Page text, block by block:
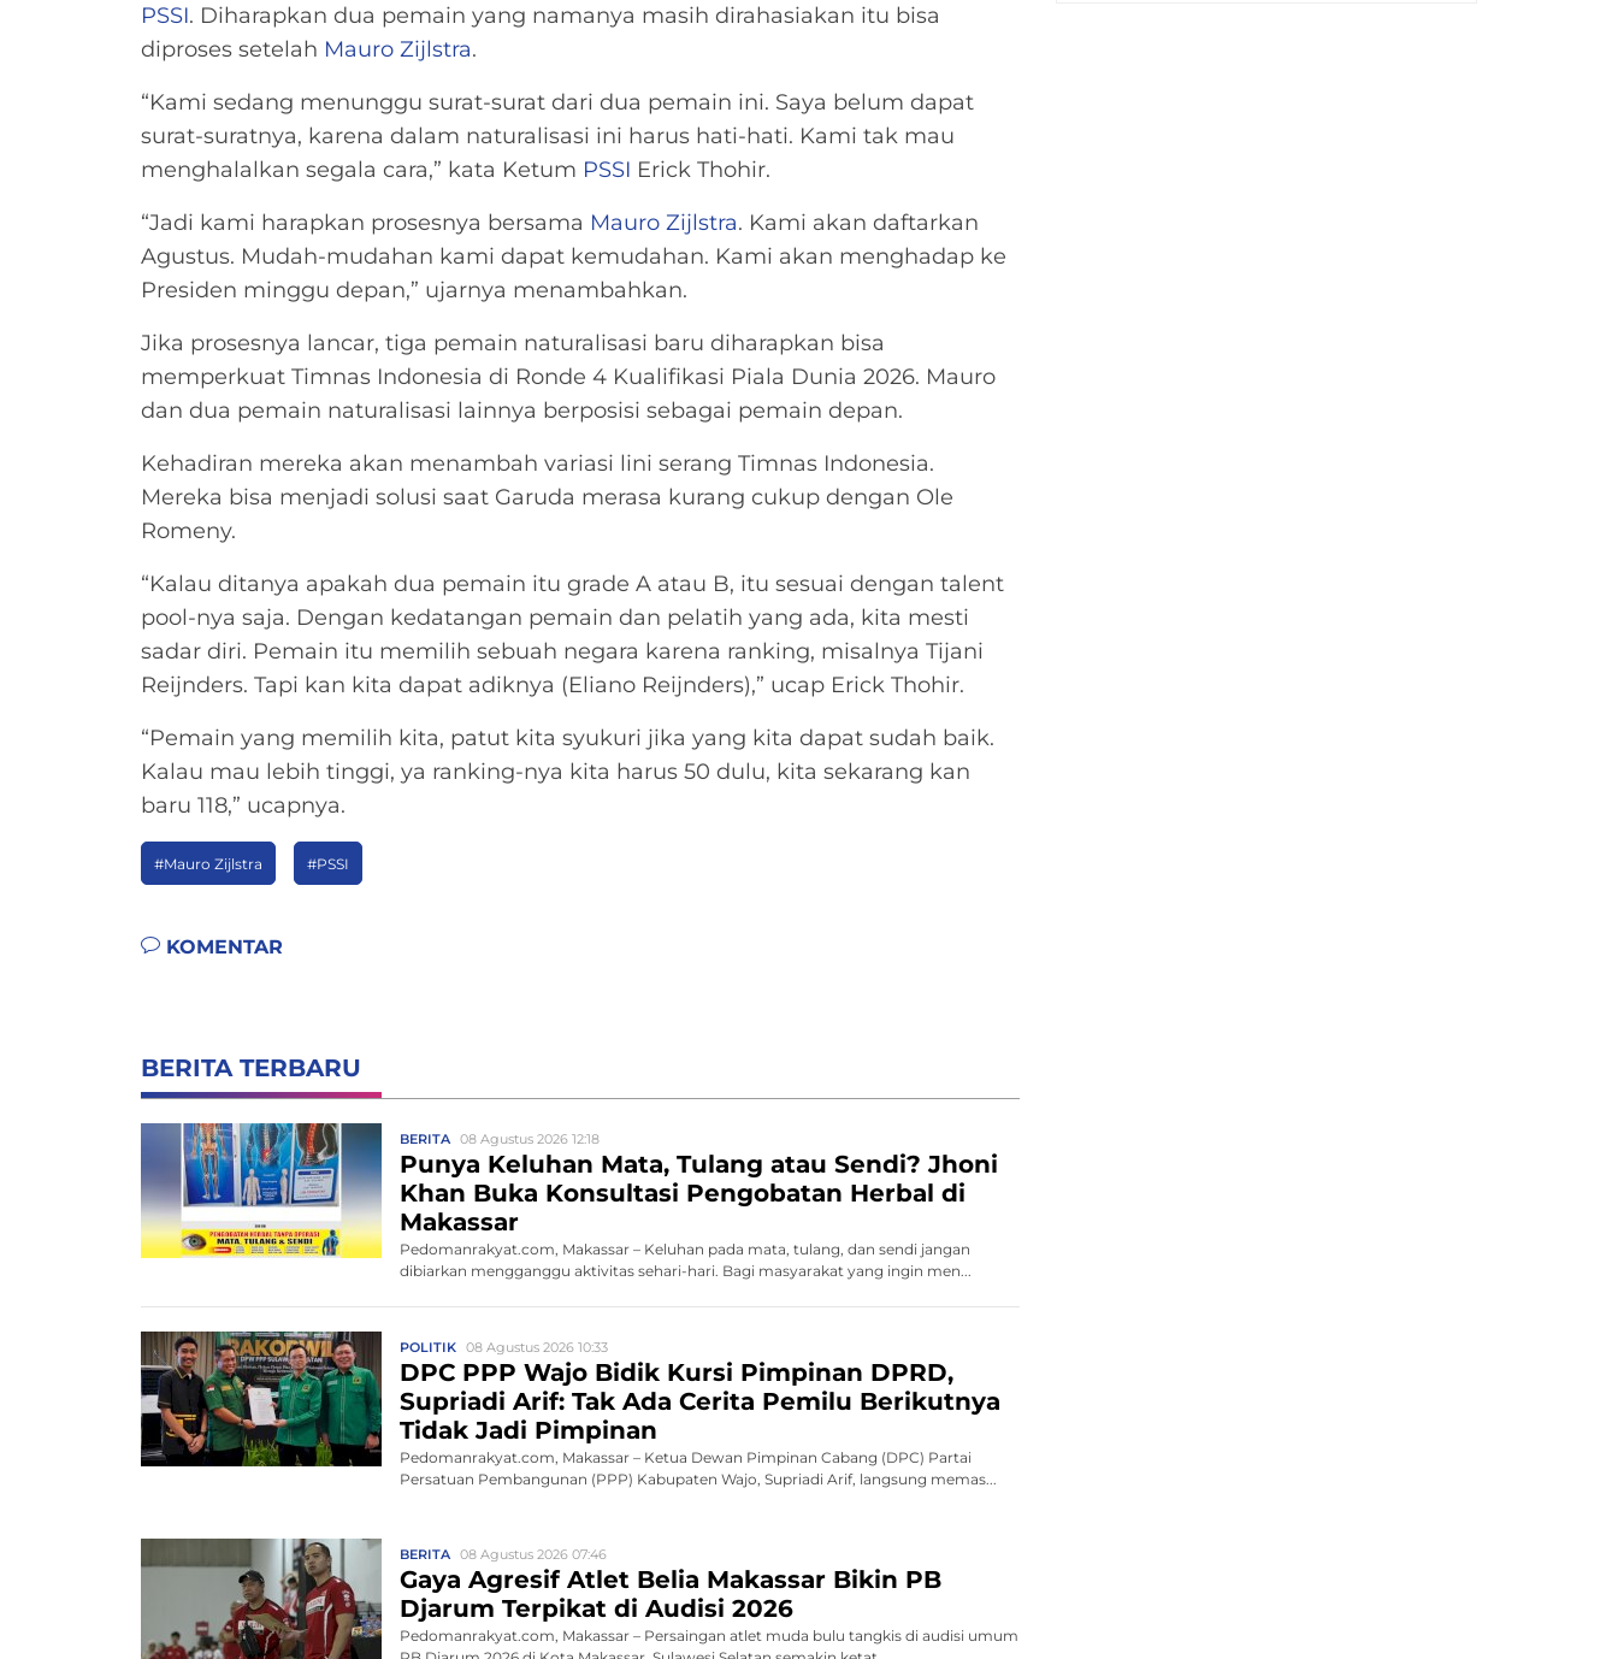
PSSI. Diharapkan dua pemain yang namanya masih dirahasiakan itu bisa
diproses setelah Mauro Zijlstra.
“Kami sedang menunggu surat-surat dari dua pemain ini. Saya belum dapat
surat-suratnya, karena dalam naturalisasi ini harus hati-hati. Kami tak mau
menghalalkan segala cara,” kata Ketum PSSI Erick Thohir.
“Jadi kami harapkan prosesnya bersama Mauro Zijlstra. Kami akan daftarkan
Agustus. Mudah-mudahan kami dapat kemudahan. Kami akan menghadap ke
Presiden minggu depan,” ujarnya menambahkan.
Jika prosesnya lancar, tiga pemain naturalisasi baru diharapkan bisa
memperkuat Timnas Indonesia di Ronde 4 Kualifikasi Piala Dunia 2026. Mauro
dan dua pemain naturalisasi lainnya berposisi sebagai pemain depan.
Kehadiran mereka akan menambah variasi lini serang Timnas Indonesia.
Mereka bisa menjadi solusi saat Garuda merasa kurang cukup dengan Ole
Romeny.
“Kalau ditanya apakah dua pemain itu grade A atau B, itu sesuai dengan talent
pool-nya saja. Dengan kedatangan pemain dan pelatih yang ada, kita mesti
sadar diri. Pemain itu memilih sebuah negara karena ranking, misalnya Tijani
Reijnders. Tapi kan kita dapat adiknya (Eliano Reijnders),” ucap Erick Thohir.
“Pemain yang memilih kita, patut kita syukuri jika yang kita dapat sudah baik.
Kalau mau lebih tinggi, ya ranking-nya kita harus 50 dulu, kita sekarang kan
baru 118,” ucapnya.
#Mauro Zijlstra #PSSI
KOMENTAR
BERITA TERBARU
BERITA 08 Agustus 2026 12:18
Punya Keluhan Mata, Tulang atau Sendi? Jhoni
Khan Buka Konsultasi Pengobatan Herbal di
Makassar
Pedomanrakyat.com, Makassar – Keluhan pada mata, tulang, dan sendi jangan
dibiarkan mengganggu aktivitas sehari-hari. Bagi masyarakat yang ingin men...
POLITIK 08 Agustus 2026 10:33
DPC PPP Wajo Bidik Kursi Pimpinan DPRD,
Supriadi Arif: Tak Ada Cerita Pemilu Berikutnya
Tidak Jadi Pimpinan
Pedomanrakyat.com, Makassar – Ketua Dewan Pimpinan Cabang (DPC) Partai
Persatuan Pembangunan (PPP) Kabupaten Wajo, Supriadi Arif, langsung memas...
BERITA 08 Agustus 2026 07:46
Gaya Agresif Atlet Belia Makassar Bikin PB
Djarum Terpikat di Audisi 2026
Pedomanrakyat.com, Makassar – Persaingan atlet muda bulu tangkis di audisi umum